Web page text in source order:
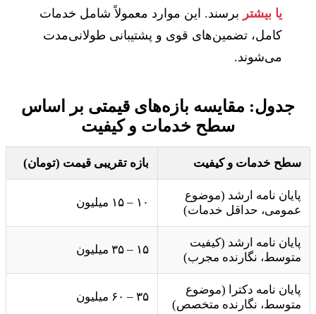
یا بیشتر برسند. این موارد معمولاً شامل خدمات
کامل، تضمین‌های قوی و پشتیبانی طولانی‌مدت
می‌شوند.
جدول: مقایسه بازه‌های قیمتی بر اساس
سطح خدمات و کیفیت
سطح خدمات و کیفیت بازه تقریبی قیمت (تومان)
پایان نامه ارشد (موضوع
عمومی، حداقل خدمات)
۱۰ – ۱۵ میلیون
پایان نامه ارشد (کیفیت
متوسط، نگارنده مجرب)
۱۵ – ۳۵ میلیون
پایان نامه دکترا (موضوع
متوسط، نگارنده متخصص)
۳۵ – ۶۰ میلیون